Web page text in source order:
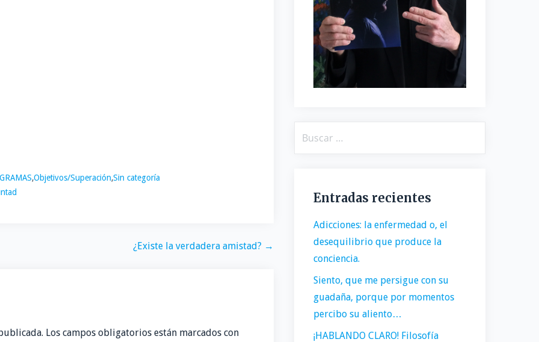
,Objetivos/Superación,Sin categoría
¿Existe la verdadera amistad? →
Los campos obligatorios están marcados con
Entradas recientes
Adicciones: la enfermedad o, el
desequilibrio que produce la
conciencia.
Siento, que me persigue con su
guadaña, porque por momentos
percibo su aliento…
¡HABLANDO CLARO! Filosofía